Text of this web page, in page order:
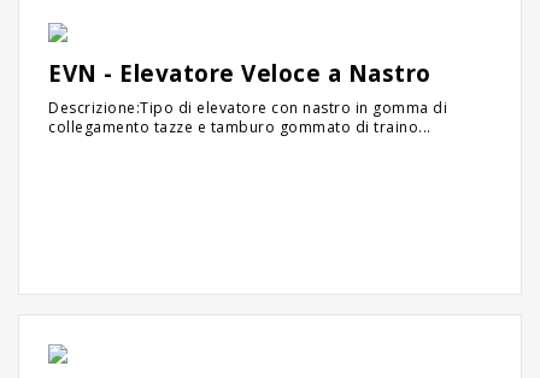
EVN - Elevatore Veloce a Nastro
Descrizione:Tipo di elevatore con nastro in gomma di
collegamento tazze e tamburo gommato di traino...